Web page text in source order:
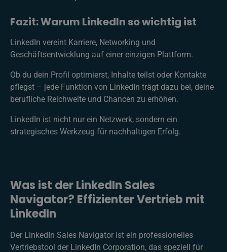
Fazit: Warum LinkedIn so wichtig ist
LinkedIn vereint Karriere, Networking und
Geschäftsentwicklung auf einer einzigen Plattform.
Ob du dein Profil optimierst, Inhalte teilst oder Kontakte
pflegst – jede Funktion von LinkedIn trägt dazu bei, deine
berufliche Reichweite und Chancen zu erhöhen.
LinkedIn ist nicht nur ein Netzwerk, sondern ein
strategisches Werkzeug für nachhaltigen Erfolg.
Was ist der LinkedIn Sales
Navigator? Effizienter Vertrieb mit
LinkedIn
Der LinkedIn Sales Navigator ist ein professionelles
Vertriebstool der LinkedIn Corporation, das speziell für